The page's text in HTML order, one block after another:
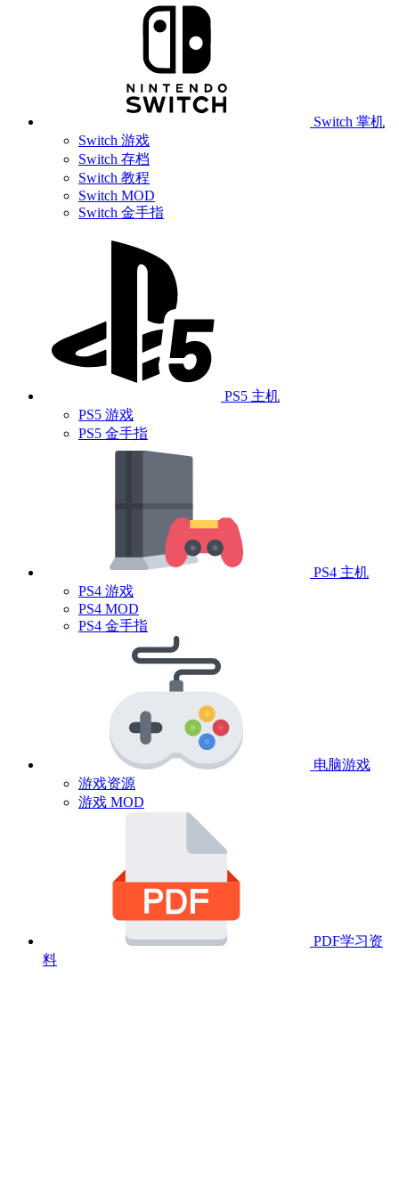
Switch 掌机
Switch 游戏
Switch 存档
Switch 教程
Switch MOD
Switch 金手指
PS5 主机
PS5 游戏
PS5 金手指
PS4 主机
PS4 游戏
PS4 MOD
PS4 金手指
电脑游戏
游戏资源
游戏 MOD
PDF学习资
料